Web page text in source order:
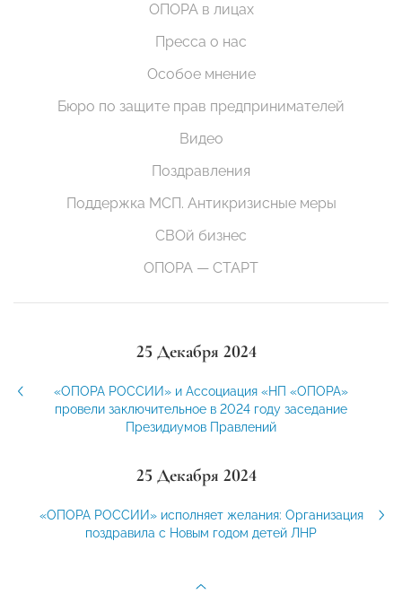
ОПОРА в лицах
Пресса о нас
Особое мнение
Бюро по защите прав предпринимателей
Видео
Поздравления
Поддержка МСП. Антикризисные меры
СВОй бизнес
ОПОРА — СТАРТ
25 Декабря 2024
«ОПОРА РОССИИ» и Ассоциация «НП «ОПОРА»
провели заключительное в 2024 году заседание
Президиумов Правлений
25 Декабря 2024
«ОПОРА РОССИИ» исполняет желания: Организация
поздравила с Новым годом детей ЛНР